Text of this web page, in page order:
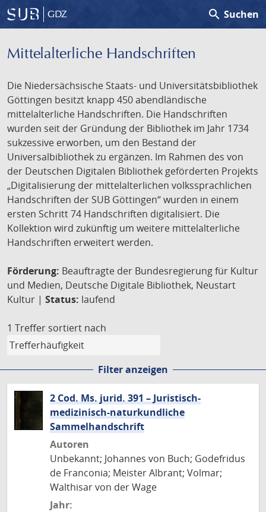
GDZ search Suchen
Mittelalterliche Handschriften
Die Niedersächsische Staats- und Universitätsbibliothek
Göttingen besitzt knapp 450 abendländische
mittelalterliche Handschriften. Die Handschriften
wurden seit der Gründung der Bibliothek im Jahr 1734
sukzessive erworben, um den Bestand der
Universalbibliothek zu ergänzen. Im Rahmen des von
der Deutschen Digitalen Bibliothek geförderten Projekts
„Digitalisierung der mittelalterlichen volkssprachlichen
Handschriften der SUB Göttingen“ wurden in einem
ersten Schritt 74 Handschriften digitalisiert. Die
Kollektion wird zukünftig um weitere mittelalterliche
Handschriften erweitert werden.
Förderung: Beauftragte der Bundesregierung für Kultur
und Medien, Deutsche Digitale Bibliothek, Neustart
Kultur | Status: laufend
1 Treffer sortiert nach
Filter anzeigen
2 Cod. Ms. jurid. 391 – Juristisch-
medizinisch-naturkundliche
Sammelhandschrift
Autoren
Unbekannt; Johannes von Buch; Godefridus
de Franconia; Meister Albrant; Volmar;
Walthisar von der Wage
Jahr: